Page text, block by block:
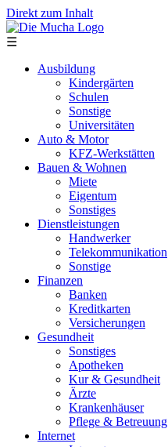
Direkt zum Inhalt
☰
Ausbildung
Kindergärten
Schulen
Sonstige
Universitäten
Auto & Motor
KFZ-Werkstätten
Bauen & Wohnen
Miete
Eigentum
Sonstiges
Dienstleistungen
Handwerker
Telekommunikation
Sonstige
Finanzen
Banken
Kreditkarten
Versicherungen
Gesundheit
Sonstiges
Apotheken
Kur & Gesundheit
Ärzte
Krankenhäuser
Pflege & Betreuung
Internet